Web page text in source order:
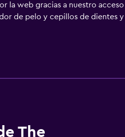
la web gracias a nuestro acceso
de pelo y cepillos de dientes y
infantil. Se pueden
(es posible que se aplique
The